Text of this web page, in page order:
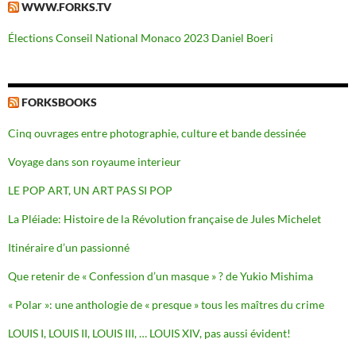
WWW.FORKS.TV
Élections Conseil National Monaco 2023 Daniel Boeri
FORKSBOOKS
Cinq ouvrages entre photographie, culture et bande dessinée
Voyage dans son royaume interieur
LE POP ART, UN ART PAS SI POP
La Pléiade: Histoire de la Révolution française de Jules Michelet
Itinéraire d’un passionné
Que retenir de « Confession d’un masque » ? de Yukio Mishima
« Polar »: une anthologie de « presque » tous les maîtres du crime
LOUIS I, LOUIS II, LOUIS III, … LOUIS XIV, pas aussi évident!